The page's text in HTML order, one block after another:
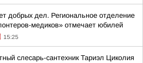
добрых дел. Региональное отделение
медиков» отмечает юбилей
15:25
слесарь-сантехник Тариэл Циколия